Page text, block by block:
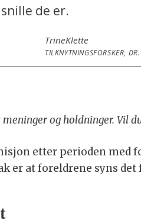
de er.
TrineKlette
TILKNYTNINGSFORSKER,
og holdninger. Vil
etter perioden med
er at foreldrene syns